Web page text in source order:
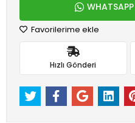
WHATSAPP
Favorilerime ekle
Hızlı Gönderi